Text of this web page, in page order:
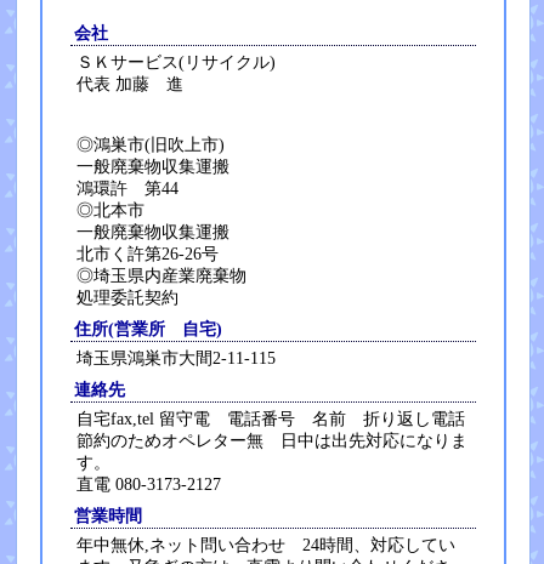
会社
ＳＫサービス(リサイクル)
代表 加藤 進
◎鴻巣市(旧吹上市)
一般廃棄物収集運搬
鴻環許 第44
◎北本市
一般廃棄物収集運搬
北市く許第26-26号
◎埼玉県内産業廃棄物
処理委託契約
住所(営業所 自宅)
埼玉県鴻巣市大間2-11-115
連絡先
自宅fax,tel 留守電 電話番号 名前 折り返し電話
節約のためオペレター無 日中は出先対応になりま
す。
直電 080-3173-2127
営業時間
年中無休,ネット問い合わせ 24時間、対応してい